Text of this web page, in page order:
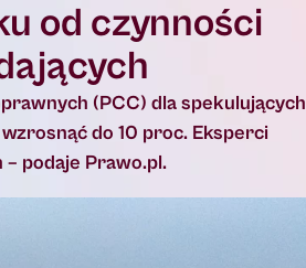
od czynności
(PCC) dla spekulujących
do 10 proc. Eksperci
podaje Prawo.pl.